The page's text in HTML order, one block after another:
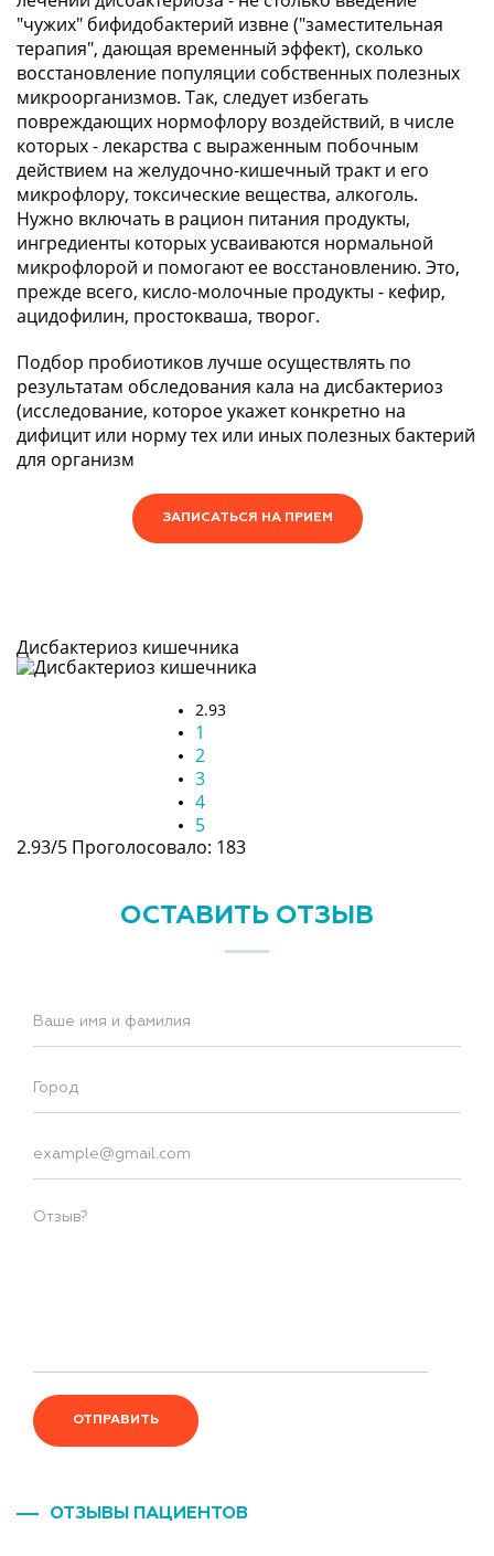
"чужих" бифидобактерий извне ("заместительная
терапия", дающая временный эффект), сколько
восстановление популяции собственных полезных
микроорганизмов. Так, следует избегать
повреждающих нормофлору воздействий, в числе
которых - лекарства с выраженным побочным
действием на желудочно-кишечный тракт и его
микрофлору, токсические вещества, алкоголь.
Нужно включать в рацион питания продукты,
ингредиенты которых усваиваются нормальной
микрофлорой и помогают ее восстановлению. Это,
прежде всего, кисло-молочные продукты - кефир,
ацидофилин, простокваша, творог.
Подбор пробиотиков лучше осуществлять по
результатам обследования кала на дисбактериоз
(исследование, которое укажет конкретно на
дифицит или норму тех или иных полезных бактерий
для организм
ЗАПИСАТЬСЯ НА ПРИЕМ
Дисбактериоз кишечника
2.93
1
2
3
4
5
2.93/5 Проголосовало: 183
ОСТАВИТЬ ОТЗЫВ
ОТПРАВИТЬ
ОТЗЫВЫ ПАЦИЕНТОВ